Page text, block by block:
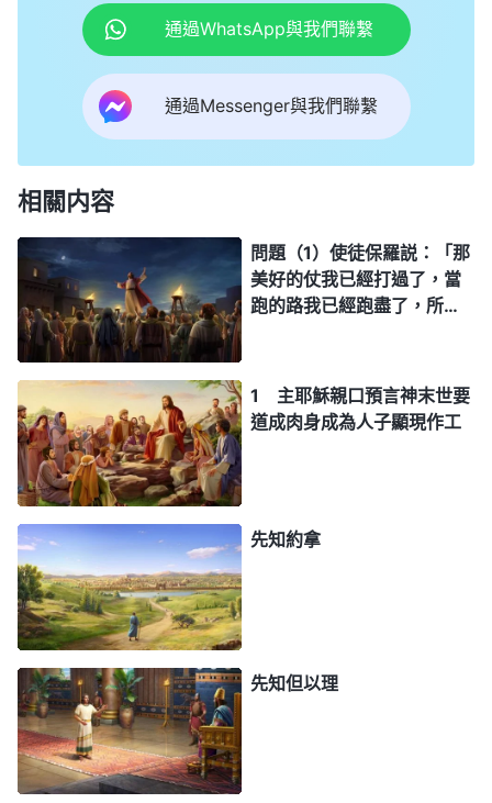
通過WhatsApp與我們聯繫
通過Messenger與我們聯繫
相關内容
問題（1）使徒保羅説：「那
美好的仗我已經打過了，當
跑的路我已經跑盡了，所信
留，……」（提後4:7-8）所
以，我們按着保羅的話去
行，就是遵行神旨意，肯定
1 主耶穌親口預言神末世要
道成肉身成為人子顯現作工
先知約拿
先知但以理